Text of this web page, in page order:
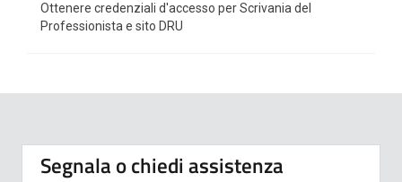
Ottenere credenziali d'accesso per Scrivania del
Professionista e sito DRU
Segnala o chiedi assistenza